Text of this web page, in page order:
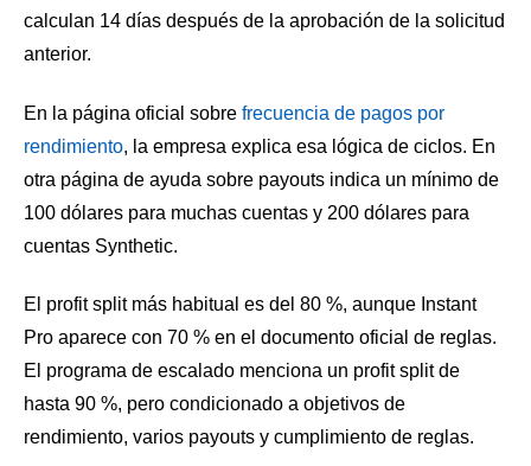
calculan 14 días después de la aprobación de la solicitud
anterior.
En la página oficial sobre frecuencia de pagos por
rendimiento, la empresa explica esa lógica de ciclos. En
otra página de ayuda sobre payouts indica un mínimo de
100 dólares para muchas cuentas y 200 dólares para
cuentas Synthetic.
El profit split más habitual es del 80 %, aunque Instant
Pro aparece con 70 % en el documento oficial de reglas.
El programa de escalado menciona un profit split de
hasta 90 %, pero condicionado a objetivos de
rendimiento, varios payouts y cumplimiento de reglas.